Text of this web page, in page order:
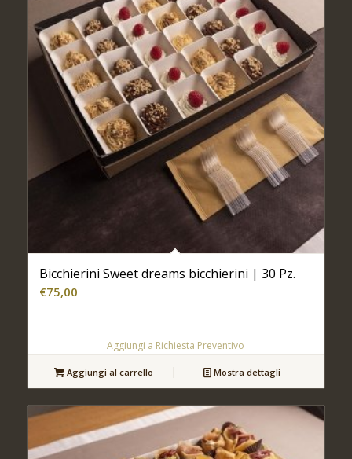
Bicchierini Sweet dreams bicchierini | 30 Pz.
€75,00
Aggiungi a Richiesta Preventivo
Aggiungi al carrello Mostra dettagli